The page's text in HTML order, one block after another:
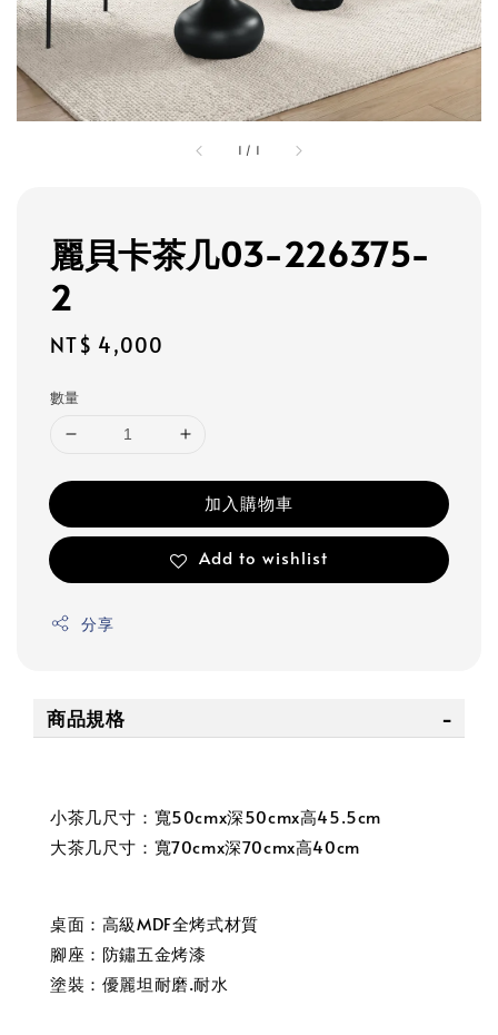
1 / 1
麗貝卡茶几03-226375-
2
Regular
NT$ 4,000
數量
加入購物車
Add to wishlist
分享
商品規格
小茶几尺寸：寬50cmx深50cmx高45.5cm
大茶几尺寸：寬70cmx深70cmx高40cm
桌面：高級MDF全烤式材質
腳座：防鏽五金烤漆
塗裝：優麗坦耐磨.耐水